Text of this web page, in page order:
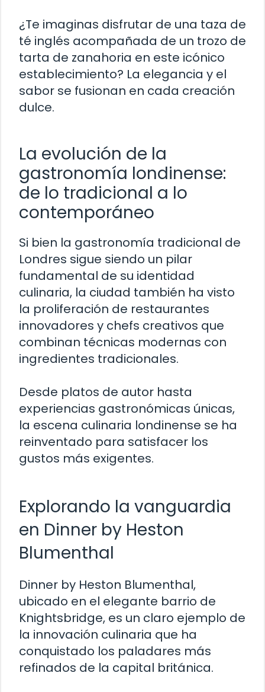
¿Te imaginas disfrutar de una taza de
té inglés acompañada de un trozo de
tarta de zanahoria en este icónico
establecimiento? La elegancia y el
sabor se fusionan en cada creación
dulce.
La evolución de la
gastronomía londinense:
de lo tradicional a lo
contemporáneo
Si bien la gastronomía tradicional de
Londres sigue siendo un pilar
fundamental de su identidad
culinaria, la ciudad también ha visto
la proliferación de restaurantes
innovadores y chefs creativos que
combinan técnicas modernas con
ingredientes tradicionales.
Desde platos de autor hasta
experiencias gastronómicas únicas,
la escena culinaria londinense se ha
reinventado para satisfacer los
gustos más exigentes.
Explorando la vanguardia
en Dinner by Heston
Blumenthal
Dinner by Heston Blumenthal,
ubicado en el elegante barrio de
Knightsbridge, es un claro ejemplo de
la innovación culinaria que ha
conquistado los paladares más
refinados de la capital británica.